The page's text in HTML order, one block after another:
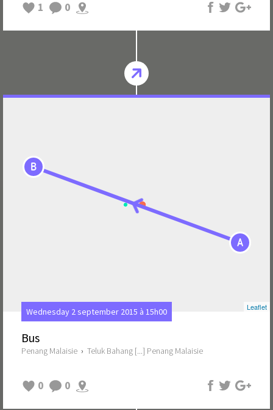
1 0
A
B
Leaflet
Wednesday 2 september 2015 à 15h00
Bus
Penang Malaisie › Teluk Bahang [...] Penang Malaisie
0 0